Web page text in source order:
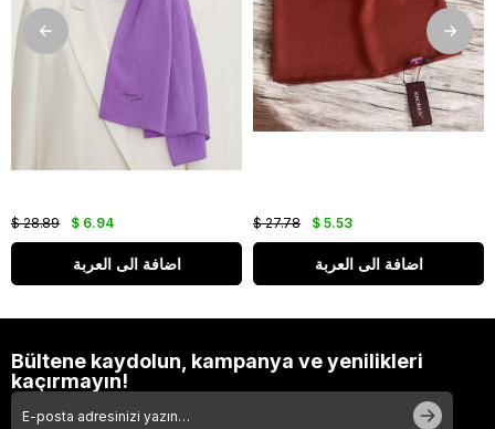
$ 6.94
$ 28.89
اضافة الى العربة
$ 5.53
$ 27.78
اضافة الى العربة
Bültene kaydolun, kampanya ve yenilikleri
kaçırmayın!